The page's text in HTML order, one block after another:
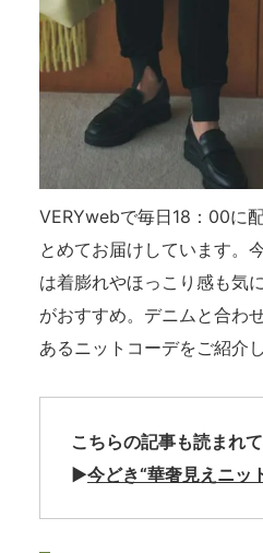
VERYwebで毎日18：00に
とめてお届けしています。
は着膨れやほっこり感も気
がおすすめ。デニムと合わ
あるニットコーデをご紹介し
こちらの記事も読まれ
▶今どき“華奢見えニッ